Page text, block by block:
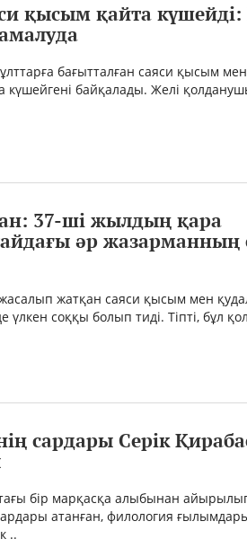
қысым қайта күшейді:
бағытталған саяси қысым
күшейгені байқалады. Желі
37-ші жылдың қара
әр жазарманның
жатқан саяси қысым мен
үлкен соққы болып тиді. Тіпті, бұл
сардары Серік
бір марқасқа алыбынан
атанған, филология
..